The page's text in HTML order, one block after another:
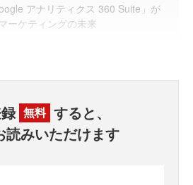
アナリティクス 360 Suite」が
ーケティングの未来
無料 すると、
読みいただけます